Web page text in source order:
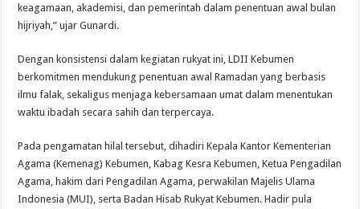
keagamaan, akademisi, dan pemerintah dalam penentuan awal bulan
hijriyah,” ujar Gunardi.
Dengan konsistensi dalam kegiatan rukyat ini, LDII Kebumen
berkomitmen mendukung penentuan awal Ramadan yang berbasis
ilmu falak, sekaligus menjaga kebersamaan umat dalam menentukan
waktu ibadah secara sahih dan terpercaya.
Pada pengamatan hilal tersebut, dihadiri Kepala Kantor Kementerian
Agama (Kemenag) Kebumen, Kabag Kesra Kebumen, Ketua Pengadilan
Agama, hakim dari Pengadilan Agama, perwakilan Majelis Ulama
Indonesia (MUI), serta Badan Hisab Rukyat Kebumen. Hadir pula